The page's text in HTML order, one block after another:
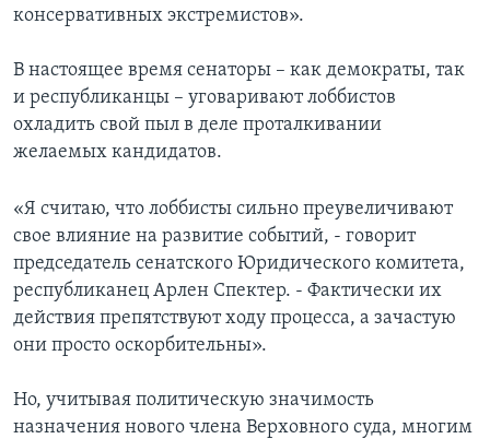
консервативных экстремистов».
В настоящее время сенаторы – как демократы, так
и республиканцы – уговаривают лоббистов
охладить свой пыл в деле проталкивании
желаемых кандидатов.
«Я считаю, что лоббисты сильно преувеличивают
свое влияние на развитие событий, - говорит
председатель сенатского Юридического комитета,
республиканец Арлен Спектер. - Фактически их
действия препятствуют ходу процесса, а зачастую
они просто оскорбительны».
Но, учитывая политическую значимость
назначения нового члена Верховного суда, многим